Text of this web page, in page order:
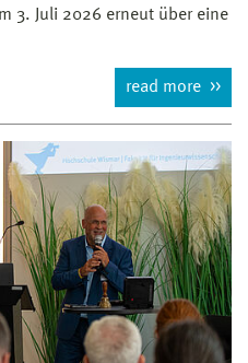
3. Juli 2026 erneut über eine
read more